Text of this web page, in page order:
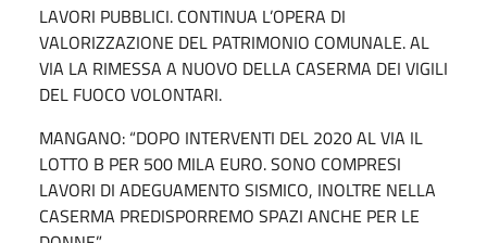
LAVORI PUBBLICI. CONTINUA L’OPERA DI
VALORIZZAZIONE DEL PATRIMONIO COMUNALE. AL
VIA LA RIMESSA A NUOVO DELLA CASERMA DEI VIGILI
DEL FUOCO VOLONTARI.
MANGANO: “DOPO INTERVENTI DEL 2020 AL VIA IL
LOTTO B PER 500 MILA EURO. SONO COMPRESI
LAVORI DI ADEGUAMENTO SISMICO, INOLTRE NELLA
CASERMA PREDISPORREMO SPAZI ANCHE PER LE